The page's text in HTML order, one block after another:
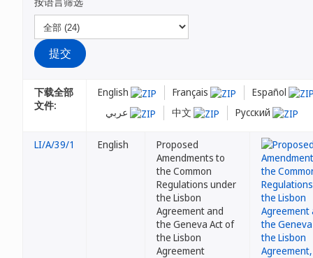
下载全部
文件:
English Français
Español
中文 Русский
LI/A/39/1 English
Proposed
Amendments to
the Common
Regulations under
the Lisbon
Agreement and
the Geneva Act of
the Lisbon
Agreement